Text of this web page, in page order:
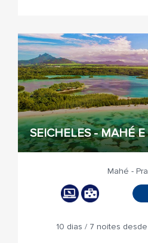
SEICHELES - MAHÉ
Mahé -
10 dias / 7 noites desde